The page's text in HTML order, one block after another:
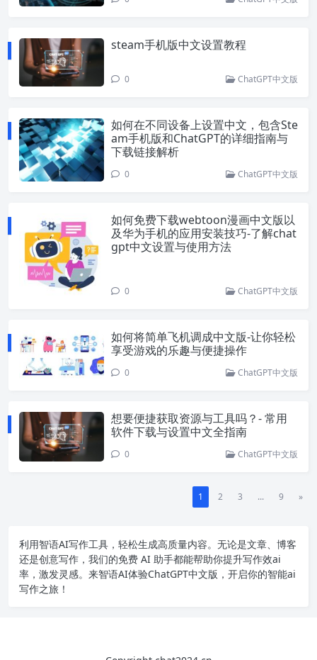
steam手机版中文设置教程
0 ChatGPT中文版
如何在不同设备上设置中文，包含Ste
am手机版和ChatGPT的详细指南与
下载链接解析
0 ChatGPT中文版
如何免费下载webtoon漫画中文版以
及华为手机的应用安装技巧-了解chat
gpt中文设置与使用方法
0 ChatGPT中文版
如何将简单飞机调成中文版-让你轻松
享受游戏的乐趣与便捷操作
0 ChatGPT中文版
想要便捷获取资源与工具吗？- 常用
软件下载与设置中文全指南
0 ChatGPT中文版
1 2 3 ... 9 »
利用智语AI写作工具，轻松生成高质量内容。无论是文章、博客
还是创意写作，我们的免费 AI 助手都能帮助你提升写作效ai
率，激发灵感。来智语AI体验ChatGPT中文版 ，开启你的智能ai
写作之旅！